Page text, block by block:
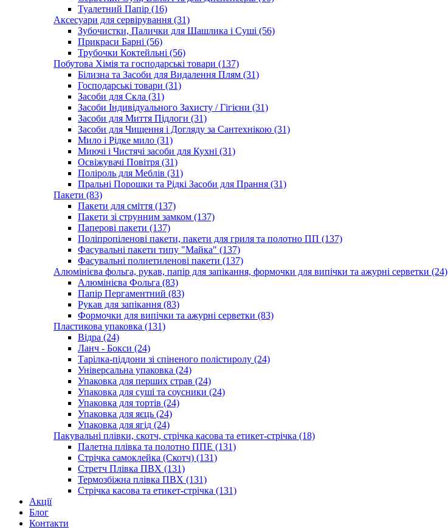
Туалетний Папір (16)
Аксесуари для сервірування (31)
Зубочистки, Палички для Шашлика і Суші (56)
Прикраси Барні (56)
Трубочки Коктейльні (56)
Побутова Хімія та господарські товари (137)
Білизна та Засоби для Видалення Плям (31)
Господарські товари (31)
Засоби для Скла (31)
Засоби Індивідуального Захисту / Гігієни (31)
Засоби для Миття Підлоги (31)
Засоби для Чищення і Догляду за Сантехнікою (31)
Мило і Рідке мило (31)
Миючі і Чистячі засоби для Кухні (31)
Освіжувачі Повітря (31)
Поліроль для Меблів (31)
Пральні Порошки та Рідкі Засоби для Прання (31)
Пакети (83)
Пакети для сміття (137)
Пакети зі струнним замком (137)
Паперові пакети (137)
Поліпропіленові пакети, пакети для гриля та полотно ПП (137)
Фасувальні пакети типу "Майка" (137)
Фасувальні полиетиленові пакети (137)
Алюмінієва фольга, рукав, папір для запікання, формочки для випічки та ажурні серветки (24)
Алюмінієва Фольга (83)
Папір Пергаментний (83)
Рукав для запікання (83)
Формочки для випічки та ажурні серветки (83)
Пластикова упаковка (131)
Відра (24)
Ланч - Бокси (24)
Тарілка-піддони зі спіненого полістиролу (24)
Універсальна упаковка (24)
Упаковка для перших страв (24)
Упаковка для суші та соусники (24)
Упаковка для тортів (24)
Упаковка для яєць (24)
Упаковка для ягід (24)
Пакувальні плівки, скотч, стрічка касова та етикет-стрічка (18)
Палетна плівка та полотно ППЕ (131)
Стрічка самоклейка (Скотч) (131)
Стретч Плівка ПВХ (131)
Термозбіжна плівка ПВХ (131)
Стрічка касова та етикет-стрічка (131)
Акції
Блог
Контакти